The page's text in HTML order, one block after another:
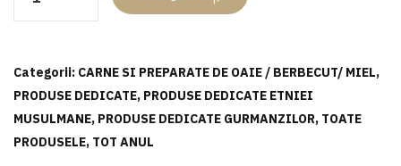
Hamburger
Categorii:CARNE SI PREPARATE DE OAIE / BERBECUT/ MIEL,
PRODUSE DEDICATE,PRODUSE DEDICATE ETNIEI
MUSULMANE,PRODUSE DEDICATE GURMANZILOR,TOATE
PRODUSELE,TOT ANUL